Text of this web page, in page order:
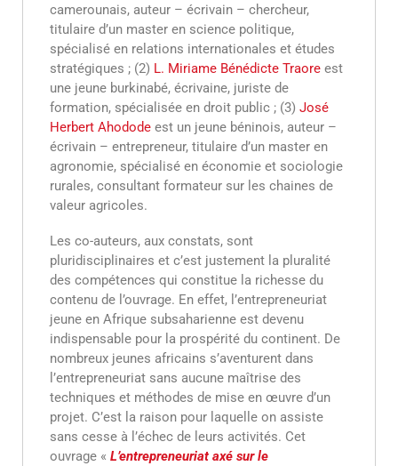
camerounais, auteur – écrivain – chercheur,
titulaire d’un master en science politique,
spécialisé en relations internationales et études
stratégiques ; (2) L. Miriame Bénédicte Traore est
une jeune burkinabé, écrivaine, juriste de
formation, spécialisée en droit public ; (3) José
Herbert Ahodode est un jeune béninois, auteur –
écrivain – entrepreneur, titulaire d’un master en
agronomie, spécialisé en économie et sociologie
rurales, consultant formateur sur les chaines de
valeur agricoles.
Les co-auteurs, aux constats, sont
pluridisciplinaires et c’est justement la pluralité
des compétences qui constitue la richesse du
contenu de l’ouvrage. En effet, l’entrepreneuriat
jeune en Afrique subsaharienne est devenu
indispensable pour la prospérité du continent. De
nombreux jeunes africains s’aventurent dans
l’entrepreneuriat sans aucune maîtrise des
techniques et méthodes de mise en œuvre d’un
projet. C’est la raison pour laquelle on assiste
sans cesse à l’échec de leurs activités. Cet
ouvrage « L’entrepreneuriat axé sur le